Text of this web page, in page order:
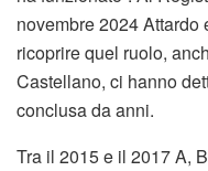
novembre 2024
ricoprire quel ruolo,
Castellano, ci hanno
conclusa da anni.
Tra il 2015 e il 2017 A,